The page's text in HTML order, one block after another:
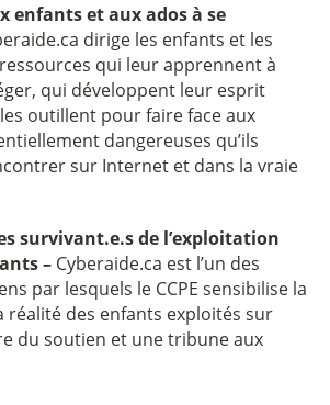
enfants et aux ados à se
dirige les enfants et les
qui leur apprennent à
qui développent leur esprit
outillent pour faire face aux
dangereuses qu’ils
sur Internet et dans la vraie
survivant.e.s de l’exploitation
–Cyberaide.ca est l’un des
par lesquels le CCPE sensibilise la
réalité des enfants exploités sur
du soutien et une tribune aux